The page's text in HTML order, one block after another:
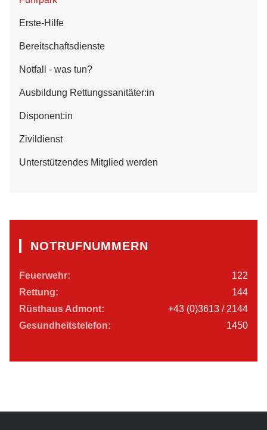
Erste-Hilfe
Bereitschaftsdienste
Notfall - was tun?
Ausbildung Rettungssanitäter:in
Disponent:in
Zivildienst
Unterstützendes Mitglied werden
NOTRUFNUMMERN
Feuerwehr:
122
Rettung:
144
Rüsthaus Admont:
+43 (0)3613 / 2144
Gesundheitstelefon:
1450